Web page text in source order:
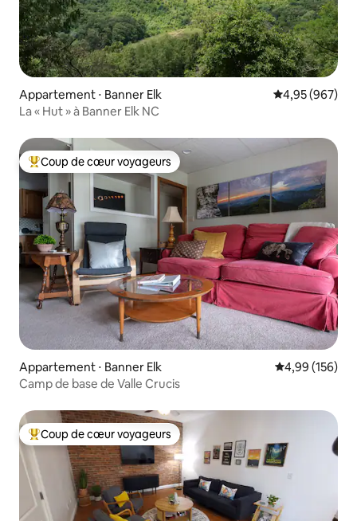
Appartement ⋅ Banner Elk Évaluation
4,95 (967)
La « Hut » à Banner Elk NC
Coups de cœur voyageurs les plus appréciés
Coup de cœur voyageurs
Appartement ⋅ Banner Elk Évaluation
4,99 (156)
Camp de base de Valle Crucis
Coups de cœur voyageurs les plus appréciés
Coup de cœur voyageurs